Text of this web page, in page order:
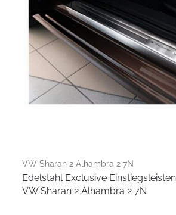
VW Sharan 2 Alhambra 2 7N
Edelstahl Exclusive
VW Sharan 2 Alhambra 2 7N